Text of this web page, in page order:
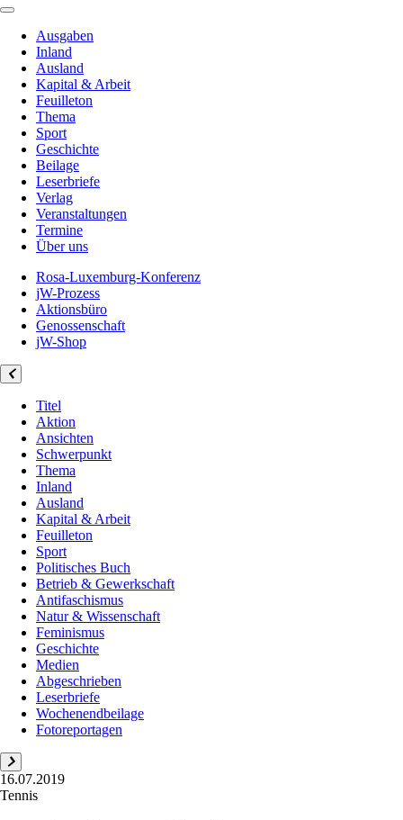
Ausgaben
Inland
Ausland
Kapital & Arbeit
Feuilleton
Thema
Sport
Geschichte
Beilage
Leserbriefe
Verlag
Veranstaltungen
Termine
Über uns
Rosa-Luxemburg-Konferenz
jW-Prozess
Aktionsbüro
Genossenschaft
jW-Shop
Titel
Aktion
Ansichten
Schwerpunkt
Thema
Inland
Ausland
Kapital & Arbeit
Feuilleton
Sport
Politisches Buch
Betrieb & Gewerkschaft
Antifaschismus
Natur & Wissenschaft
Feminismus
Geschichte
Medien
Abgeschrieben
Leserbriefe
Wochenendbeilage
Fotoreportagen
16.07.2019
Tennis